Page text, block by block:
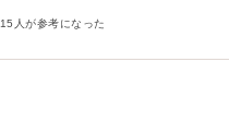
15人が参考になった